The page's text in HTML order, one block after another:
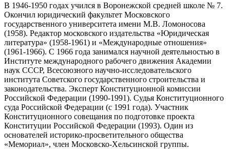
В 1946-1950 годах учился в Воронежской средней школе № 7.
Окончил юридический факультет Московского
государственного университета имени М.В. Ломоносова
(1958). Редактор московского издательства «Юридическая
литература» (1958-1961) и «Международные отношения»
(1961-1966). С 1966 года занимался научной деятельностью в
Институте международного рабочего движения Академии
наук СССР, Всесоюзного научно-исследовательского
института Советского государственного строительства и
законодательства. Эксперт Конституционной комиссии
Российской Федерации (1990-1991). Судья Конституционного
суда Российской Федерации (с 1991 года). Участник
Конституционного совещания по подготовке проекта
Конституции Российской Федерации (1993). Один из
основателей историко-просветительного общества
«Мемориал», член Московско-Хельсинской группы.